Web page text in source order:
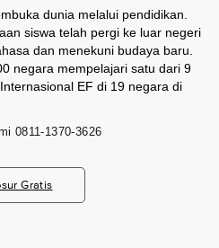
dunia melalui pendidikan.
siswa telah pergi ke luar negeri
dan menekuni budaya baru.
negara mempelajari satu dari 9
EF di 19 negara di
0811-1370-3626
Gratis